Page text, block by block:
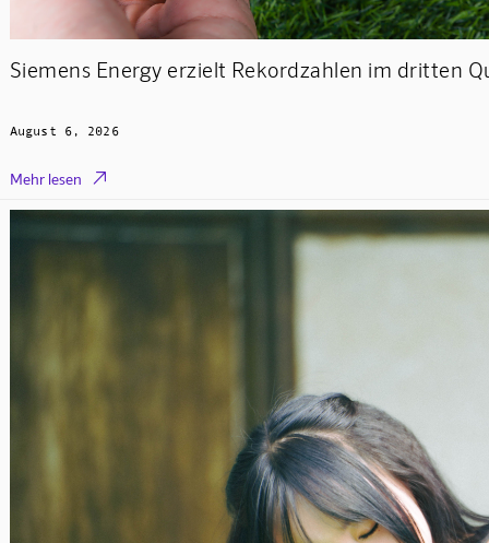
Siemens Energy erzielt Rekordzahlen im dritten
August 6, 2026
Mehr lesen 